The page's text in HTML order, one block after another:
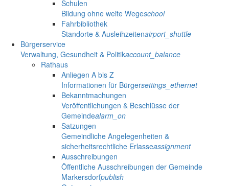
Schulen
Bildung ohne weite Wegeschool
Fahrbibliothek
Standorte & Ausleihzeitenairport_shuttle
Bürgerservice
Verwaltung, Gesundheit & Politikaccount_balance
Rathaus
Anliegen A bis Z
Informationen für Bürgersettings_ethernet
Bekanntmachungen
Veröffentlichungen & Beschlüsse der
Gemeindealarm_on
Satzungen
Gemeindliche Angelegenheiten &
sicherheitsrechtliche Erlasseassignment
Ausschreibungen
Öffentliche Ausschreibungen der Gemeinde
Markersdorfpublish